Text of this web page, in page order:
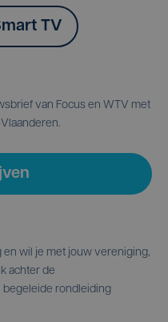
TV
van Focus en WTV met
en wil je met jouw vereniging,
achter de
begeleide rondleiding